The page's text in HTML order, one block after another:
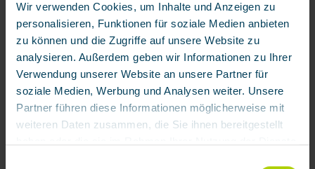
Wir verwenden Cookies, um Inhalte und Anzeigen zu
personalisieren, Funktionen für soziale Medien anbieten
zu können und die Zugriffe auf unsere Website zu
analysieren. Außerdem geben wir Informationen zu Ihrer
Verwendung unserer Website an unsere Partner für
soziale Medien, Werbung und Analysen weiter. Unsere
Partner führen diese Informationen möglicherweise mit
weiteren Daten zusammen, die Sie ihnen bereitgestellt
Particle filter 24 P2 (Class P2 R), 5 pcs.